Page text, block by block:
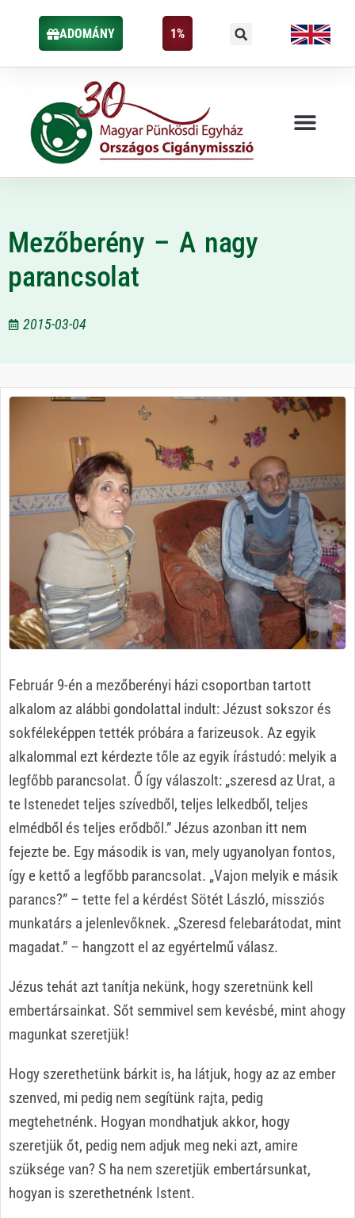
ADOMÁNY 1%
Mezőberény – A nagy
parancsolat
2015-03-04
Február 9-én a mezőberényi házi csoportban tartott
alkalom az alábbi gondolattal indult: Jézust sokszor és
sokféleképpen tették próbára a farizeusok. Az egyik
alkalommal ezt kérdezte tőle az egyik írástudó: melyik a
legfőbb parancsolat. Ő így válaszolt: „szeresd az Urat, a
te Istenedet teljes szívedből, teljes lelkedből, teljes
elmédből és teljes erődből.” Jézus azonban itt nem
fejezte be. Egy második is van, mely ugyanolyan fontos,
így e kettő a legfőbb parancsolat. „Vajon melyik e másik
parancs?” – tette fel a kérdést Sötét László, missziós
munkatárs a jelenlevőknek. „Szeresd felebarátodat, mint
magadat.” – hangzott el az egyértelmű válasz.
Jézus tehát azt tanítja nekünk, hogy szeretnünk kell
embertársainkat. Sőt semmivel sem kevésbé, mint ahogy
magunkat szeretjük!
Hogy szerethetünk bárkit is, ha látjuk, hogy az az ember
szenved, mi pedig nem segítünk rajta, pedig
megtehetnénk. Hogyan mondhatjuk akkor, hogy
szeretjük őt, pedig nem adjuk meg neki azt, amire
szüksége van? S ha nem szeretjük embertársunkat,
hogyan is szerethetnénk Istent.